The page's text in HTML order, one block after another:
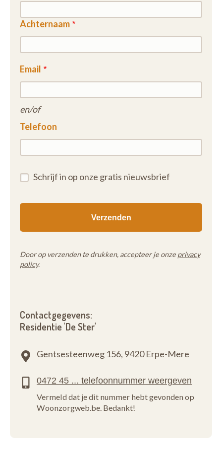
Achternaam
Email
en/of
Telefoon
Schrijf in op onze gratis nieuwsbrief
Door op verzenden te drukken, accepteer je onze privacy
policy.
Contactgegevens:
Residentie 'De Ster'
Gentsesteenweg 156, 9420 Erpe-Mere
Vermeld dat je dit nummer hebt gevonden op
Woonzorgweb.be. Bedankt!